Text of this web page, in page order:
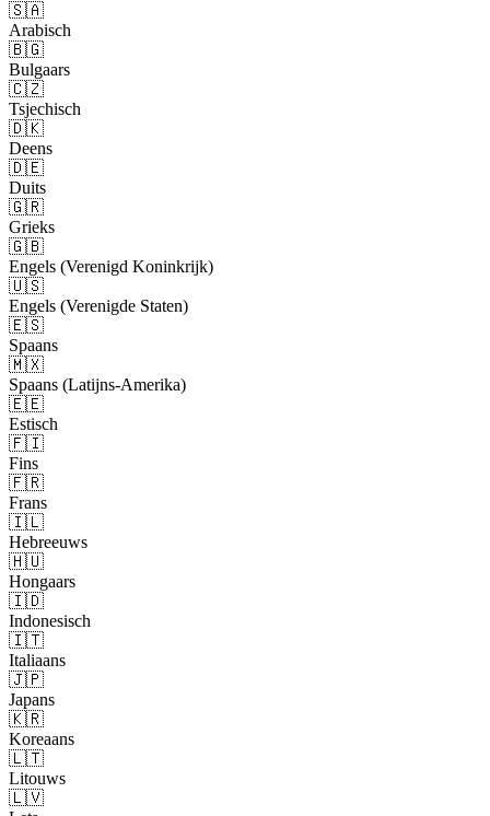
🇸🇦
Arabisch
🇧🇬
Bulgaars
🇨🇿
Tsjechisch
🇩🇰
Deens
🇩🇪
Duits
🇬🇷
Grieks
🇬🇧
Engels (Verenigd Koninkrijk)
🇺🇸
Engels (Verenigde Staten)
🇪🇸
Spaans
🇲🇽
Spaans (Latijns-Amerika)
🇪🇪
Estisch
🇫🇮
Fins
🇫🇷
Frans
🇮🇱
Hebreeuws
🇭🇺
Hongaars
🇮🇩
Indonesisch
🇮🇹
Italiaans
🇯🇵
Japans
🇰🇷
Koreaans
🇱🇹
Litouws
🇱🇻